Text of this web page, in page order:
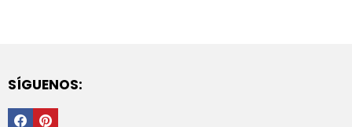
SÍGUENOS:
FacebookPInterest